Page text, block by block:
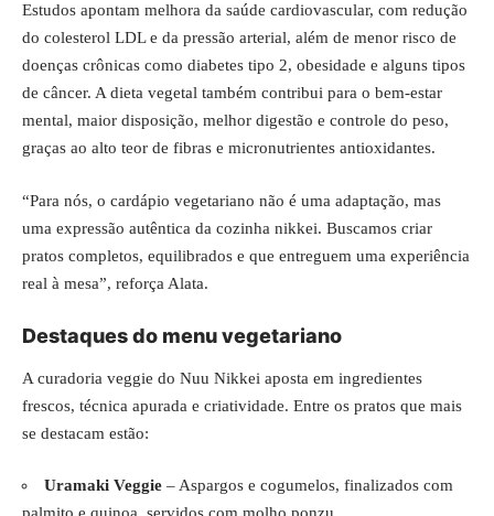
Estudos apontam melhora da saúde cardiovascular, com redução
do colesterol LDL e da pressão arterial, além de menor risco de
doenças crônicas como diabetes tipo 2, obesidade e alguns tipos
de câncer. A dieta vegetal também contribui para o bem-estar
mental, maior disposição, melhor digestão e controle do peso,
graças ao alto teor de fibras e micronutrientes antioxidantes.
“Para nós, o cardápio vegetariano não é uma adaptação, mas
uma expressão autêntica da cozinha nikkei. Buscamos criar
pratos completos, equilibrados e que entreguem uma experiência
real à mesa”, reforça Alata.
Destaques do menu vegetariano
A curadoria veggie do Nuu Nikkei aposta em ingredientes
frescos, técnica apurada e criatividade. Entre os pratos que mais
se destacam estão:
Uramaki Veggie – Aspargos e cogumelos, finalizados com